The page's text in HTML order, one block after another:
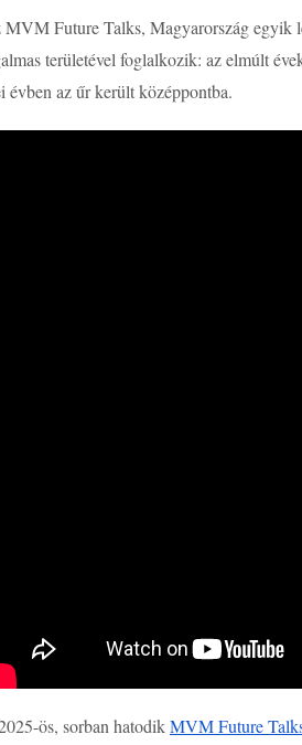
Future Talks, Magyarország egyik
területével foglalkozik: az elmúlt
évben az űr került középpontba.
ös, sorban hatodikMVM Future